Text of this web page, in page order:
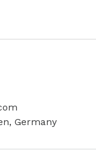
Germany